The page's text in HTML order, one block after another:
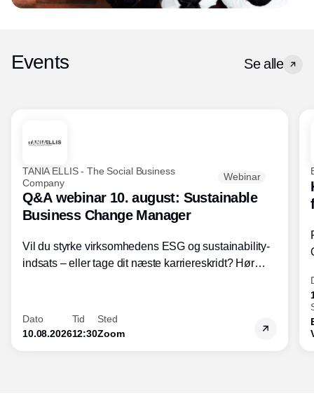
Events Se alle
TANIA ELLIS - The Social Business
Company
Webinar
Q&A webinar 10. august: Sustainable
Business Change Manager
Vil du styrke virksomhedens ESG og sustainability-
indsats – eller tage dit næste karriereskridt? Hør
inden for bæredygtig forretningsudvikling - så du
skaber værdi for både samfund og bundlinje.
Dato
10.08.2026
Tid
12:30
Sted
Zoom